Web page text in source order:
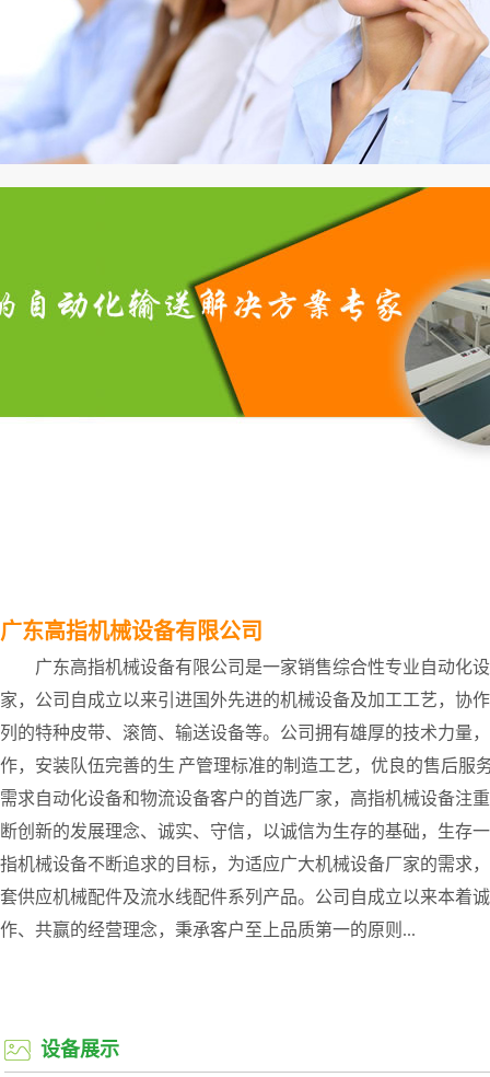
皮带输送带１１
皮带输送带８
皮带输送机２
广东高指机械设备有限公司
广东高指机械设备有限公司是一家销售综合性专业自动化
家，公司自成立以来引进国外先进的机械设备及加工工艺，协
列的特种皮带、滚筒、输送设备等。公司拥有雄厚的技术力量
作，安装队伍完善的生 产管理标准的制造工艺，优良的售后服
需求自动化设备和物流设备客户的首选厂家，高指机械设备注
断创新的发展理念、诚实、守信，以诚信为生存的基础，生存
指机械设备不断追求的目标，为适应广大机械设备厂家的需求
套供应机械配件及流水线配件系列产品。公司自成立以来本着
作、共赢的经营理念，秉承客户至上品质第一的原则...
设备展示